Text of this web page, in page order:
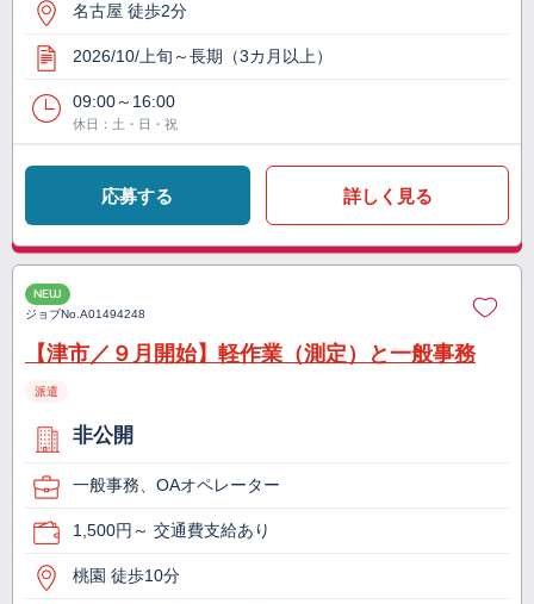
名古屋 徒歩2分
2026/10/上旬～長期（3カ月以上）
09:00～16:00
休日：土・日・祝
応募する 詳しく見る
NEW
ジョブNo.A01494248
【津市／９月開始】軽作業（測定）と一般事務
派遣
非公開
一般事務、OAオペレーター
1,500円～ 交通費支給あり
桃園 徒歩10分